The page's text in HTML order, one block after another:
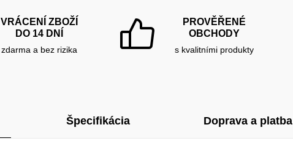
VRÁCENÍ ZBOŽÍ
DO 14 DNÍ
zdarma a bez rizika
PROVĚŘENÉ
OBCHODY
s kvalitními produkty
Špecifikácia Doprava a platba